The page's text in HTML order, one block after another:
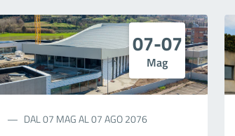
07-07
Mag
DAL 07 MAG AL 07 AGO 2076